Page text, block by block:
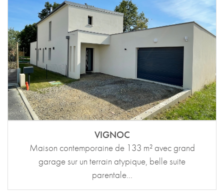
VIGNOC
Maison contemporaine de 133 m² avec grand
garage sur un terrain atypique, belle suite
parentale...